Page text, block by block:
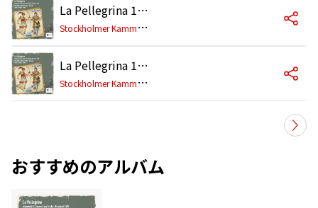
La Pellegrina 1589, Erster Teil, Primo Intermedio: Malvezzi/ Rinuccini: - A Voi Reali Amanti
S
tockholmer Kammerchor/Eric Ericson/Linde Consort/Hans-Martin Linde/Heinrich Huber/Emil Rudin/Norbert Madas/Friedrich Werhahn/Herbert Hoever/Doris Wolff-Malm/Heinz Otto Graf/Michael Jappe/Yukimi Kambe/Arianne Maurette/Angelo Viale/Rudolf Sc
La Pellegrina 1589, Erster Teil, Primo Intermedio: Malvezzi/ Rinuccini: - Coppia Gentil
S
tockholmer Kammerchor/Eric Ericson/Linde Consort/Hans-Martin Linde/Heinrich Huber/Emil Rudin/Norbert Madas/Friedrich Werhahn/Herbert Hoever/Doris Wolff-Malm/Heinz Otto Graf/Michael Jappe/Yukimi Kambe/Arianne Maurette/Angelo Viale/Rudolf Sc
おすすめのアルバム